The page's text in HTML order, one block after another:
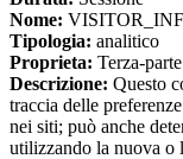
Nome:
Tipologia: analitico
Proprieta: Terza-parte
Descrizione: Questo
traccia delle
nei siti; può anche
utilizzando la nuova o